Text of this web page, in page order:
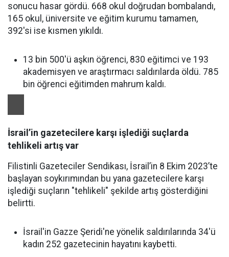
sonucu hasar gördü. 668 okul doğrudan bombalandı,
165 okul, üniversite ve eğitim kurumu tamamen,
392'si ise kısmen yıkıldı.
13 bin 500'ü aşkın öğrenci, 830 eğitimci ve 193
akademisyen ve araştırmacı saldırılarda öldü. 785
bin öğrenci eğitimden mahrum kaldı.
İsrail’in gazetecilere karşı işlediği suçlarda
tehlikeli artış var
Filistinli Gazeteciler Sendikası, İsrail’in 8 Ekim 2023’te
başlayan soykırımından bu yana gazetecilere karşı
işlediği suçların "tehlikeli" şekilde artış gösterdiğini
belirtti.
İsrail'in Gazze Şeridi'ne yönelik saldırılarında 34'ü
kadın 252 gazetecinin hayatını kaybetti.